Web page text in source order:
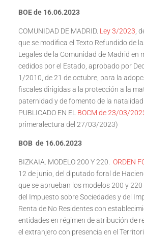
BOE de 16.06.2023
COMUNIDAD DE MADRID. Ley 3/2023 ,
que se modifica el Texto Refundido de
Legales de la Comunidad de Madrid en
cedidos por el Estado, aprobado por
1/2010, de 21 de octubre, para la
fiscales dirigidas a la protección a la
paternidad y de fomento de la natalidad
PUBLICADO EN EL BOCM de 23/03/
primeralectura del 27/03/2023)
BOB de 16.06.2023
BIZKAIA. MODELO 200 Y 220. ORDEN
12 de junio, del diputado foral de
que se aprueban los modelos 200 y
del Impuesto sobre Sociedades y del
Renta de No Residentes con
entidades en régimen de atribución de
el extranjero con presencia en el